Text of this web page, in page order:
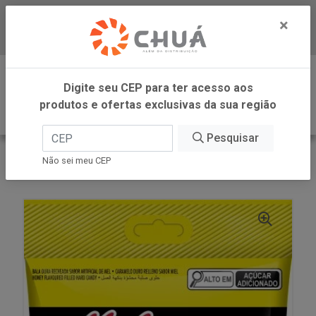
Baixe já nosso APP
0
INÍCIO
DORI -SM
×
Digite seu CEP para ter acesso aos
produtos e ofertas exclusivas da sua região
Pesquisar
Não sei meu CEP